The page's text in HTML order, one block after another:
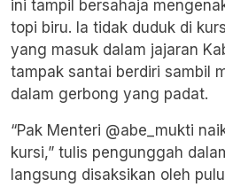
ini tampil bersahaja
topi biru. Ia tidak duduk di
yang masuk dalam jajaran
tampak santai berdiri sambil
dalam gerbong yang padat.
“Pak Menteri @abe_mukti
kursi,” tulis pengunggah
langsung disaksikan oleh